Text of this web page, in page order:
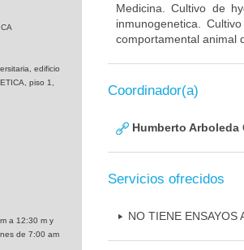
edificio
piso 1,
a 12:30 m y
de 7:00 am
Medicina. Cultivo de
inmunogenetica.
comportamental animal
Coordinador(a)
Humberto Arboleda
Servicios ofrecidos
NO TIENE ENSAYOS